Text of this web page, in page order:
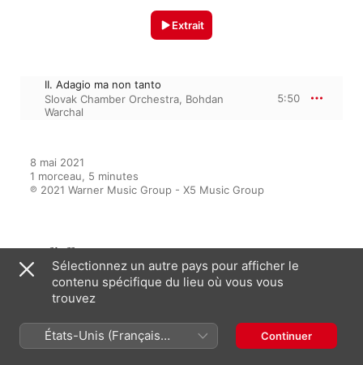
Extrait
II. Adagio ma non tanto
Slovak Chamber Orchestra, Bohdan
Warchal
5:50
8 mai 2021
1 morceau, 5 minutes
℗ 2021 Warner Music Group - X5 Music Group
Sur l’album
Stress Free Classical
Multi-interprètes
Sélectionnez un autre pays pour afficher le
contenu spécifique du lieu où vous vous
trouvez
États-Unis (Français
France)
Continuer